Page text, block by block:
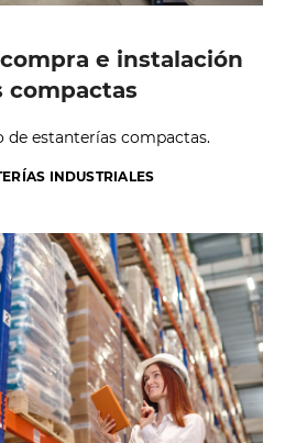
e instalación
compactas
de estanterías compactas.
INDUSTRIALES